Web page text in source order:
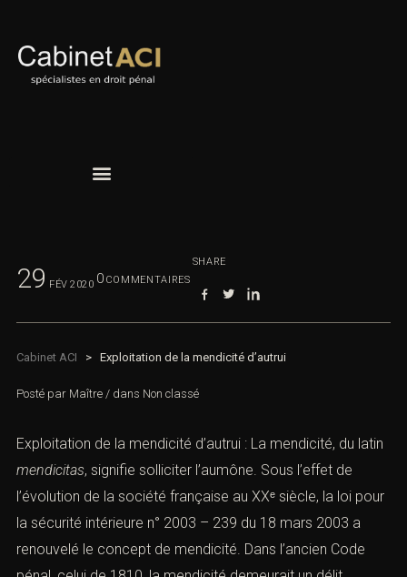
29 FÉV 2020 0 COMMENTAIRES
SHARE
Cabinet ACI > Exploitation de la mendicité d’autrui
Posté par Maître / dans Non classé
Exploitation de la mendicité d’autrui : La mendicité, du latin
mendicitas, signifie solliciter l’aumône. Sous l’effet de
l’évolution de la société française au XXᵉ siècle, la loi pour
la sécurité intérieure n° 2003 – 239 du 18 mars 2003 a
renouvelé le concept de mendicité. Dans l’ancien Code